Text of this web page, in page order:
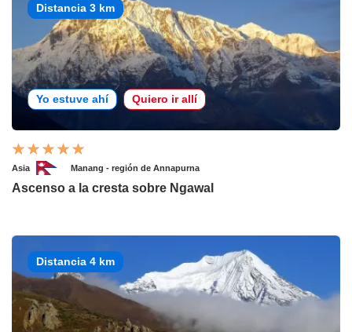
Distancia 3 km
Yo estuve ahí Quiero ir allí
Asia Manang - región de Annapurna
Ascenso a la cresta sobre Ngawal
Distancia 4 km